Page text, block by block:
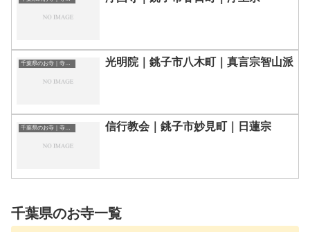
千葉県のお寺｜寺院一覧 光明院｜銚子市八木町｜真言宗智山派
千葉県のお寺｜寺院一覧 信行教会｜銚子市妙見町｜日蓮宗
千葉県のお寺一覧